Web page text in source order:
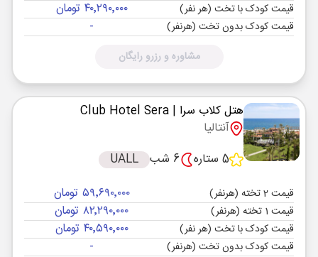
قیمت کودک با تخت (هر نفر) ۴۰٬۲۹۰٬۰۰۰ تومان
قیمت کودک بدون تخت (هرنفر) -
مشاوره و رزرو رایگان
هتل کلاب سرا | Club Hotel Sera
آنتالیا
5 ستاره
6 شب UALL
قیمت 2 تخته (هرنفر) ۵۹٬۶۹۰٬۰۰۰ تومان
قیمت 1 تخته (هرنفر) ۸۲٬۲۹۰٬۰۰۰ تومان
قیمت کودک با تخت (هر نفر) ۴۰٬۵۹۰٬۰۰۰ تومان
قیمت کودک بدون تخت (هرنفر) -